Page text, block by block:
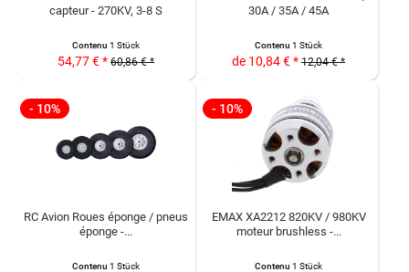
capteur - 270KV, 3-8 S
Contenu 1 Stück
54,77 € * 60,86 € *
30A / 35A / 45A
Contenu 1 Stück
de 10,84 € * 12,04 € *
- 10%
RC Avion Roues éponge / pneus
éponge -...
Contenu 1 Stück
- 10%
EMAX XA2212 820KV / 980KV
moteur brushless -...
Contenu 1 Stück